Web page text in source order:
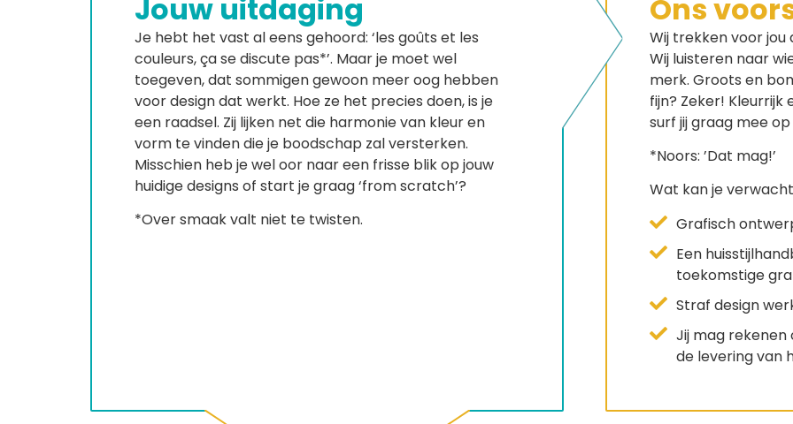
Jouw uitdaging
Je hebt het vast al eens gehoord: ‘les goûts et les
couleurs, ça se discute pas*’. Maar je moet wel
toegeven, dat sommigen gewoon meer oog hebben
voor design dat werkt. Hoe ze het precies doen, is je
een raadsel. Zij lijken net die harmonie van kleur en
vorm te vinden die je boodschap zal versterken.
Misschien heb je wel oor naar een frisse blik op jouw
huidige designs of start je graag ‘from scratch’?
*Over smaak valt niet te twisten.
Ons
Wij trekken voor
Wij luisteren naar
merk. Groots en
fijn? Zeker!
surf jij graag mee
*Noors: ’Dat mag!’
Wat kan je
Grafisch
Een
toekomstige
Straf design
Jij mag
de levering van